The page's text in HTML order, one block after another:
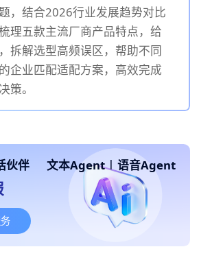
，结合2026行业发展趋势对比
理五款主流厂商产品特点，给
拆解选型高频误区，帮助不同
企业匹配适配方案，高效完成
策。
伙伴 文本Agent | 语音Agent